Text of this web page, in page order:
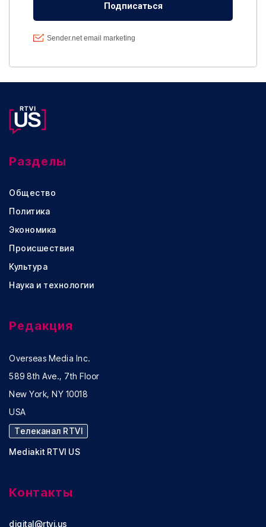
Разделы
Общество
Политика
Экономика
Происшествия
Культура
Наука и технологии
Редакция
Overseas Media Inc.
589 8th Ave., 7th Floor
New York, NY 10018
USA
Телеканал RTVI
Mediakit RTVI US
Контакты
digital@rtvi.us